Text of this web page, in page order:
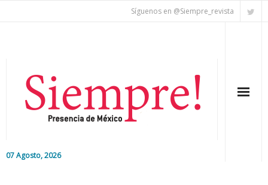
Síguenos en @Siempre_revista
07 Agosto, 2026